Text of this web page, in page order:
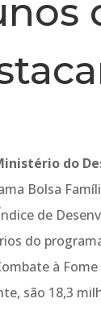
do
Bolsa
de
do
à Fome
são 18,3